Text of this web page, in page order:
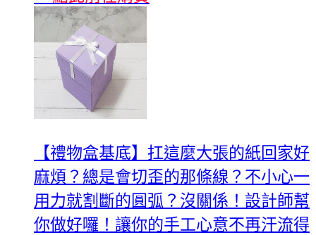
【禮物盒基底】扛這麼大張的紙回家好
麻煩？總是會切歪的那條線？不小心一
用力就割斷的圓弧？沒關係！設計師幫
你做好囉！讓你的手工心意不再汗流得